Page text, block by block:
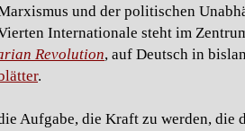
und der politischen
Internationale steht im
Revolution, auf Deutsch in
.
Aufgabe, die Kraft zu werden, die